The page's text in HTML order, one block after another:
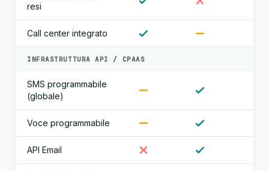
resi
Call center integrato
INFRASTRUTTURA API / CPAAS
SMS programmabile
(globale)
Voce programmabile
API Email